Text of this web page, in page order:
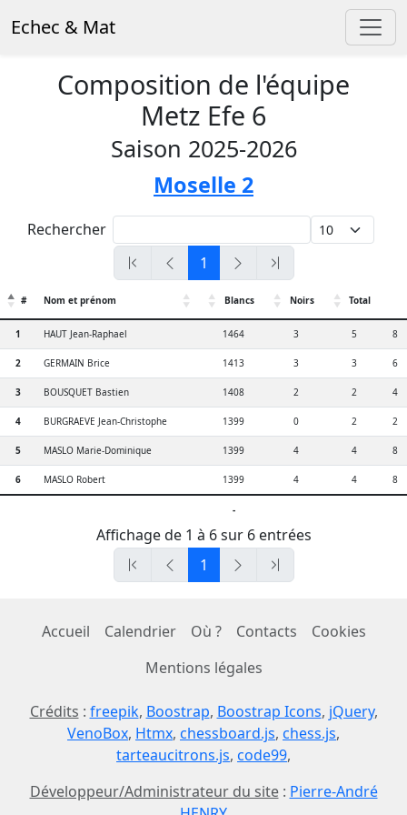
Echec & Mat
Composition de l'équipe
Metz Efe 6
Saison 2025-2026
Moselle 2
Rechercher
1
# Nom et prénom Blancs Noirs Total
1 HAUT Jean-Raphael 1464 3 5 8
2 GERMAIN Brice 1413 3 3 6
3 BOUSQUET Bastien 1408 2 2 4
4 BURGRAEVE Jean-Christophe 1399 0 2 2
5 MASLO Marie-Dominique 1399 4 4 8
6 MASLO Robert 1399 4 4 8
-
Affichage de 1 à 6 sur 6 entrées
1
Accueil Calendrier Où ? Contacts
Cookies
Mentions légales
Crédits : freepik, Boostrap, Boostrap Icons, jQuery,
VenoBox, Htmx, chessboard.js, chess.js,
tarteaucitrons.js, code99,
Développeur/Administrateur du site: Pierre-André